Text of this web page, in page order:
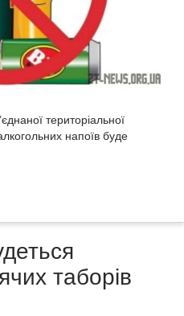
територіальної
напоїв буде
таборів